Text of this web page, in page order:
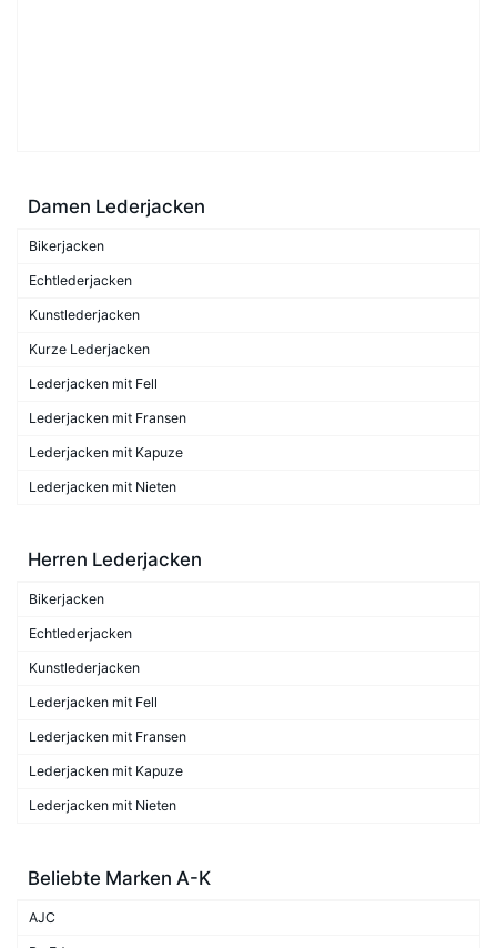
Damen Lederjacken
Bikerjacken
Echtlederjacken
Kunstlederjacken
Kurze Lederjacken
Lederjacken mit Fell
Lederjacken mit Fransen
Lederjacken mit Kapuze
Lederjacken mit Nieten
Herren Lederjacken
Bikerjacken
Echtlederjacken
Kunstlederjacken
Lederjacken mit Fell
Lederjacken mit Fransen
Lederjacken mit Kapuze
Lederjacken mit Nieten
Beliebte Marken A-K
AJC